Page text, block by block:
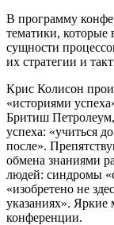
В программу
тематики,
сущности
их стратегии и
Крис Колисон
«историями
Бритиш
успеха: «учиться
после».
обмена знаниями
людей: синдромы
«изобретено не
указаниях». Яркие
конференции.